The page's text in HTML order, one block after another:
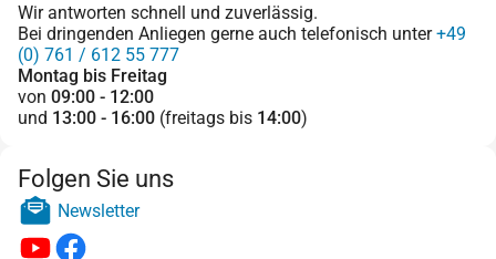
Wir antworten schnell und zuverlässig.
Bei dringenden Anliegen gerne auch telefonisch unter+49
(0) 761 / 612 55 777
Montag bis Freitag
von 09:00 - 12:00
und 13:00 - 16:00 (freitags bis 14:00)
Folgen Sie uns
Newsletter